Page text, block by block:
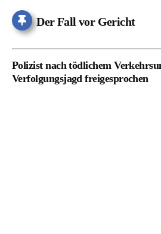
Der Fall vor Gericht
Polizist nach tödlichem
Verfolgungsjagd freigesprochen